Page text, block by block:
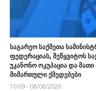
საგარეო საქმეთა
ფედერაციას, შეწყვიტოს
უკანონო ოკუპაცია და
მიმართული ქმედებები
10:09 - 08/08/2026